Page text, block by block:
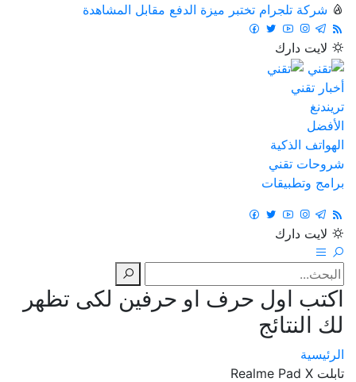
شركة تلجرام تختبر ميزة الدفع مقابل المشاهدة
لايت دارك
أخبار تقني
تريندنغ
الأفضل
الهواتف الذكية
شروحات تقني
برامج وتطبيقات
لايت دارك
اكتب اول حرف او حرفين لكى تظهر
لك النتائج
الرئيسية
تابلت Realme Pad X